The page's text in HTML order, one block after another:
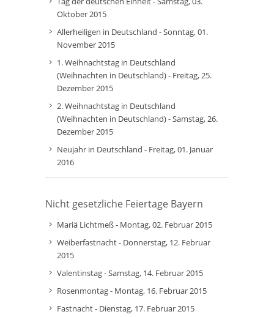
Oktober 2015
Allerheiligen in Deutschland - Sonntag, 01.
November 2015
1. Weihnachtstag in Deutschland
(Weihnachten in Deutschland) - Freitag, 25.
Dezember 2015
2. Weihnachtstag in Deutschland
(Weihnachten in Deutschland) - Samstag, 26.
Dezember 2015
Neujahr in Deutschland - Freitag, 01. Januar
2016
Nicht gesetzliche Feiertage Bayern
Mariä Lichtmeß - Montag, 02. Februar 2015
Weiberfastnacht - Donnerstag, 12. Februar
2015
Valentinstag - Samstag, 14. Februar 2015
Rosenmontag - Montag, 16. Februar 2015
Fastnacht - Dienstag, 17. Februar 2015